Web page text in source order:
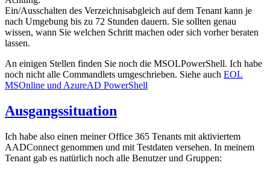
Ein/Ausschalten des Verzeichnisabgleich auf dem Tenant kann je
nach Umgebung bis zu 72 Stunden dauern. Sie sollten genau
wissen, wann Sie welchen Schritt machen oder sich vorher beraten
lassen.
An einigen Stellen finden Sie noch die MSOLPowerShell. Ich habe
noch nicht alle Commandlets umgeschrieben. Siehe auch EOL
MSOnline und AzureAD PowerShell
Ausgangssituation
Ich habe also einen meiner Office 365 Tenants mit aktiviertem
AADConnect genommen und mit Testdaten versehen. In meinem
Tenant gab es natürlich noch alle Benutzer und Gruppen: